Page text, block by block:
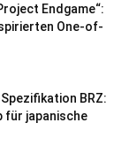
Endgame“:
One-of-
BRZ:
japanische